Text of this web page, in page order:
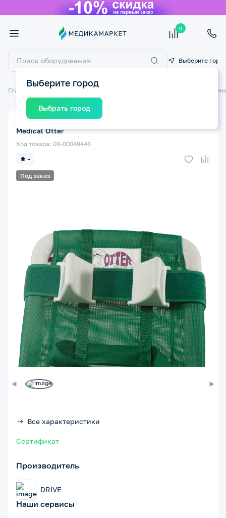
0
Выберите город
Выберите город
Выбрать город
Главная Технические средства реабилитации ТСР Кровати
Под заказ
-
Код товара: 00-00049446
Medical Otter
Все характеристики
Сертификат
Производитель
DRIVE
Наши сервисы